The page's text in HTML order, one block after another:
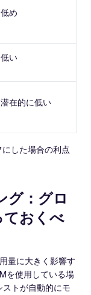
低め
低い
潜在的に低い
した場合の利点
グ：グロ
ておくべ
量に大きく影響す
を使用している場
ストが自動的にモ